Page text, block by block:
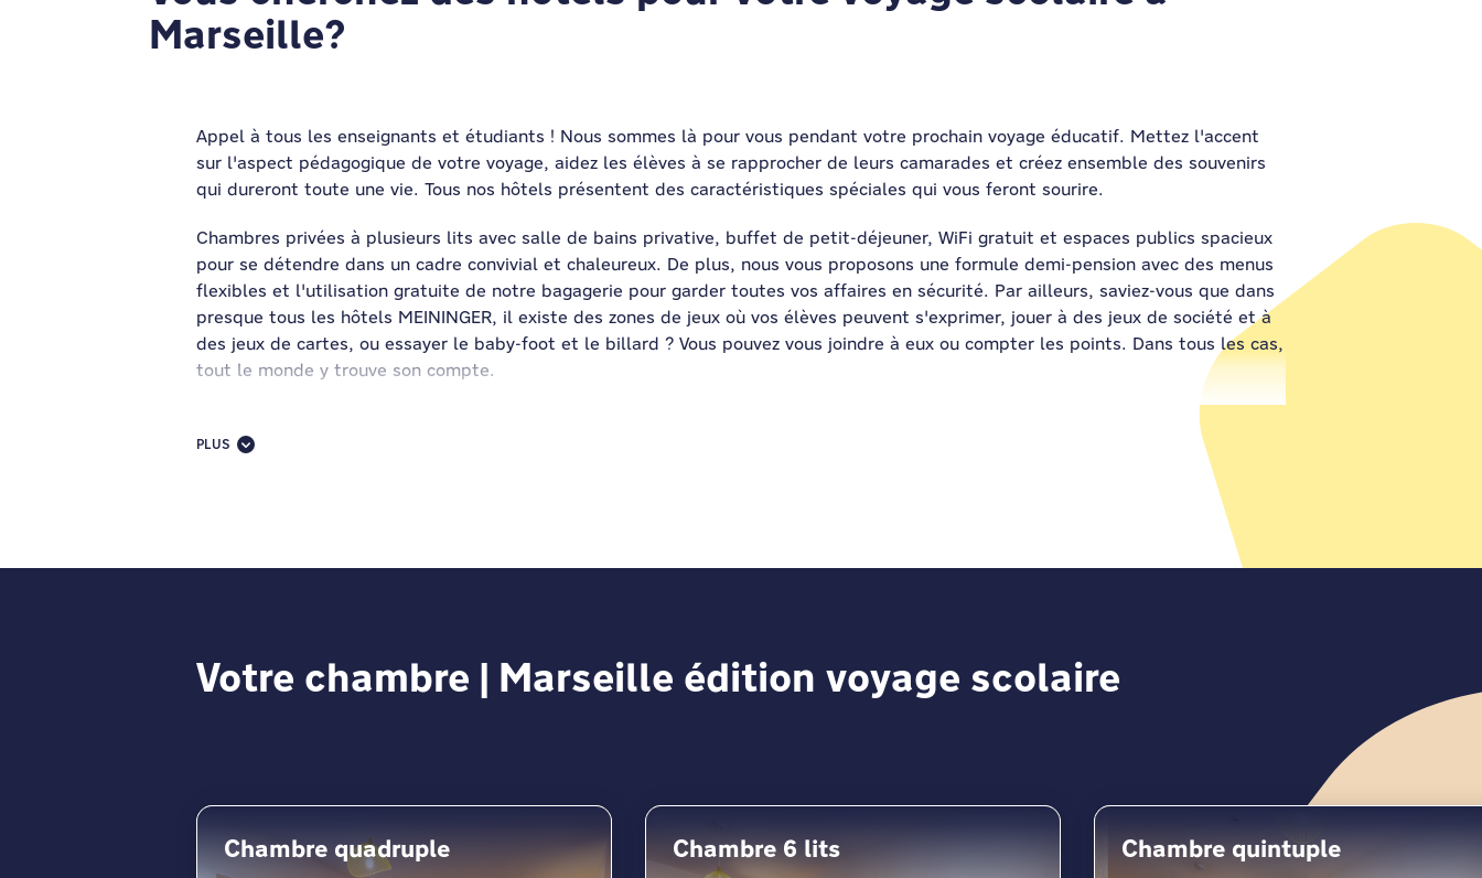
Marseille?
Appel à tous les enseignants et étudiants ! Nous sommes là pour vous pendant votre prochain voyage éducatif. Mettez l'accent
sur l'aspect pédagogique de votre voyage, aidez les élèves à se rapprocher de leurs camarades et créez ensemble des souvenirs
qui dureront toute une vie. Tous nos hôtels présentent des caractéristiques spéciales qui vous feront sourire.
Chambres privées à plusieurs lits avec salle de bains privative, buffet de petit-déjeuner, WiFi gratuit et espaces publics spacieux
pour se détendre dans un cadre convivial et chaleureux. De plus, nous vous proposons une formule demi-pension avec des menus
flexibles et l'utilisation gratuite de notre bagagerie pour garder toutes vos affaires en sécurité. Par ailleurs, saviez-vous que dans
presque tous les hôtels MEININGER, il existe des zones de jeux où vos élèves peuvent s'exprimer, jouer à des jeux de société et à
des jeux de cartes, ou essayer le baby-foot et le billard ? Vous pouvez vous joindre à eux ou compter les points. Dans tous les cas,
tout le monde y trouve son compte.
Lorsque nous accueillons des groupes scolaires, la sécurité est notre priorité. Toutes les chambres sont sécurisées par un système
d'accès par carte magnétique et nous effectuons des rondes régulières la nuit pour veiller à ce que tout se passe bien. Il vous
suffit de contacter nos experts en voyages scolaires, d'indiquer le nombre de personnes qui voyagent et nous vous répondrons
PLUS
Votre chambre | Marseille édition voyage scolaire
Chambre quadruple Chambre 6 lits Chambre quintuple